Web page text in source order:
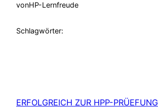
vonHP-Lernfreude
Schlagwörter:
ERFOLGREICH ZUR HPP-PRÜEFUNG